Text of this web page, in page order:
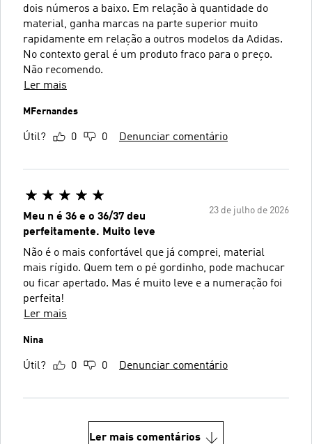
dois números a baixo. Em relação à quantidade do
material, ganha marcas na parte superior muito
rapidamente em relação a outros modelos da Adidas.
No contexto geral é um produto fraco para o preço.
Não recomendo.
Ler mais
MFernandes
Útil? 0 0 Denunciar comentário
23 de julho de 2026
Meu n é 36 e o 36/37 deu
perfeitamente. Muito leve
Não é o mais confortável que já comprei, material
mais rígido. Quem tem o pé gordinho, pode machucar
ou ficar apertado. Mas é muito leve e a numeração foi
perfeita!
Ler mais
Nina
Útil? 0 0 Denunciar comentário
Ler mais comentários